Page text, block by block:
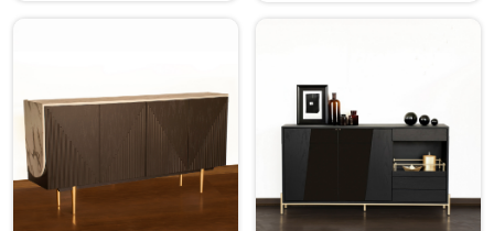
آن در منزل، سایر محصولات دکوراتیو پیرامون آن و همچنین المان‌های مهم
دکوراسیون خانه خود دقت داشته باشید. این میز با متریال مختلفی اعم از
ام دی اف، استیل، شیشه و چوب ساخته می‌شود. هر یک از این جنس‌ها نیز
مزیت‌ها و معایب خاص خود را دارند. برای مثال میزهای جنس استیل معمولاً
بسیار گران تمام شده و همچنین ست کردن سایر محصولات دکوراتیو با آنها
سخت‌تر است؛ اما ممکن است با برخی از محصولات دکوراتیو هماهنگی
خیلی عالی داشته باشند یا محصولات ام دی اف نیز ممکن است از نظر